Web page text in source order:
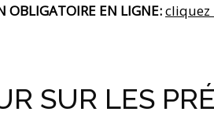
OBLIGATOIRE EN LIGNE:
SUR LES